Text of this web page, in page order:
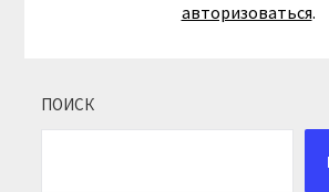
авторизоваться.
ПОИСК